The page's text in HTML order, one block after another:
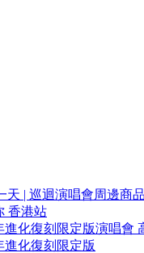
天 | 巡迴演唱會周邊商品
香港站
進化復刻限定版演唱會
進化復刻限定版